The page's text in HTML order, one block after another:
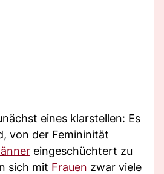
eines klarstellen: Es
von der Femininität
eingeschüchtert zu
sich mit Frauen zwar viele